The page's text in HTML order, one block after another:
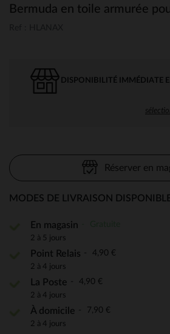
Bermuda en toile armurée
DISPONIBILITÉ IMMÉDIATE
Réserver en
MODES DE LIVRAISON
En magasin
2 à 5 jours
Point Relais 4,90 €
2 à 4 jours
La Poste 4,90 €
2 à 4 jours
À domicile 7,90 €
2 à 4 jours